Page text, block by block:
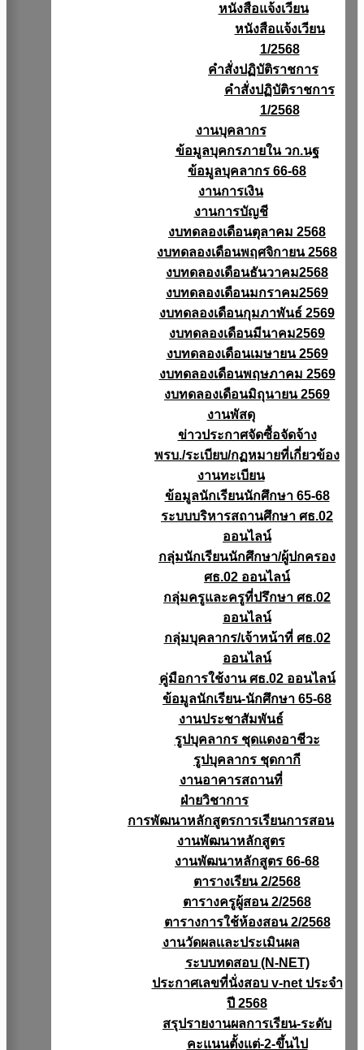
หนังสือแจ้งเวียน
หนังสือเเจ้งเวียน
1/2568
คำสั่งปฏิบัติราชการ
คำสั่งปฏิบัติราชการ
1/2568
งานบุคลากร
ข้อมูลบุคกรภายใน วก.นฐ
ข้อมูลบุคลากร 66-68
งานการเงิน
งานการบัญชี
งบทดลองเดือนตุลาคม 2568
งบทดลองเดือนพฤศจิกายน 2568
งบทดลองเดือนธันวาคม2568
งบทดลองเดือนมกราคม2569
งบทดลองเดือนกุมภาพันธ์ 2569
งบทดลองเดือนมีนาคม2569
งบทดลองเดือนเมษายน 2569
งบทดลองเดือนพฤษภาคม 2569
งบทดลองเดือนมิถุนายน 2569
งานพัสดุ
ข่าวประกาศจัดซื้อจัดจ้าง
พรบ./ระเบียบ/กฏหมายที่เกี่ยวข้อง
งานทะเบียน
ข้อมูลนักเรียนนักศึกษา 65-68
ระบบบริหารสถานศึกษา ศธ.02
ออนไลน์
กลุ่มนักเรียนนักศึกษา/ผู้ปกครอง
ศธ.02 ออนไลน์
กลุ่มครูและครูที่ปรึกษา ศธ.02
ออนไลน์
กลุ่มบุคลากร/เจ้าหน้าที่ ศธ.02
ออนไลน์
คู่มือการใช้งาน ศธ.02 ออนไลน์
ข้อมูลนักเรียน-นักศึกษา 65-68
งานประชาสัมพันธ์
รูปบุคลากร ชุดแดงอาชีวะ
รูปบุคลากร ชุดกากี
งานอาคารสถานที่
ฝ่ายวิชาการ
การพัฒนาหลักสูตรการเรียนการสอน
งานพัฒนาหลักสูตร
งานพัฒนาหลักสูตร 66-68
ตารางเรียน 2/2568
ตารางครูผู้สอน 2/2568
ตารางการใช้ห้องสอน 2/2568
งานวัดผลเเละประเมินผล
ระบบทดสอบ (N-NET)
ประกาศเลขที่นั่งสอบ v-net ประจำ
ปี 2568
สรุปรายงานผลการเรียน-ระดับ
คะแนนตั้งแต่-2-ขึ้นไป